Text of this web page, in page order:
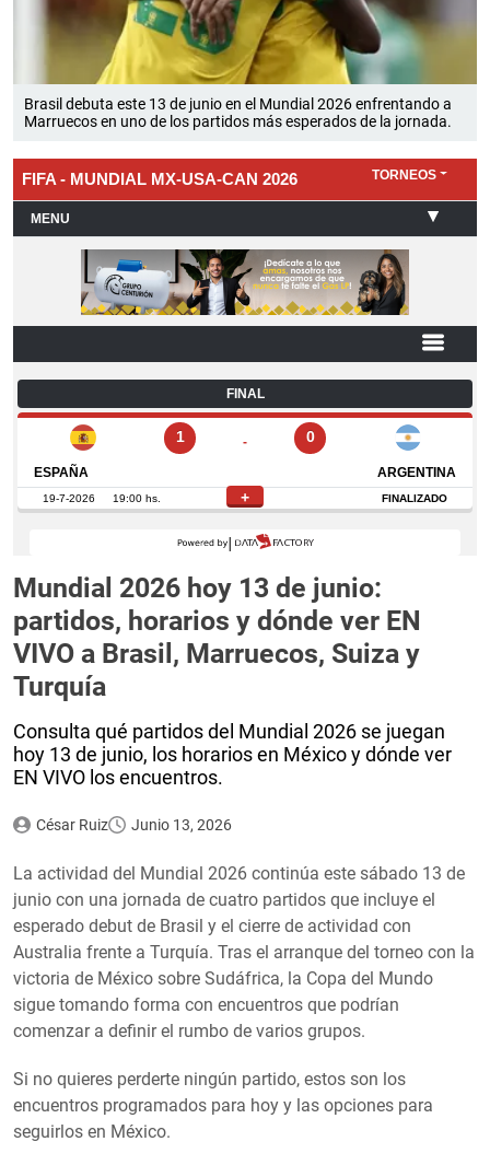
Brasil debuta este 13 de junio en el Mundial 2026 enfrentando a
Marruecos en uno de los partidos más esperados de la jornada.
Mundial 2026 hoy 13 de junio:
partidos, horarios y dónde ver EN
VIVO a Brasil, Marruecos, Suiza y
Turquía
Consulta qué partidos del Mundial 2026 se juegan
hoy 13 de junio, los horarios en México y dónde ver
EN VIVO los encuentros.
César Ruiz Junio 13, 2026
La actividad del Mundial 2026 continúa este sábado 13 de
junio con una jornada de cuatro partidos que incluye el
esperado debut de Brasil y el cierre de actividad con
Australia frente a Turquía. Tras el arranque del torneo con la
victoria de México sobre Sudáfrica, la Copa del Mundo
sigue tomando forma con encuentros que podrían
comenzar a definir el rumbo de varios grupos.
Si no quieres perderte ningún partido, estos son los
encuentros programados para hoy y las opciones para
seguirlos en México.